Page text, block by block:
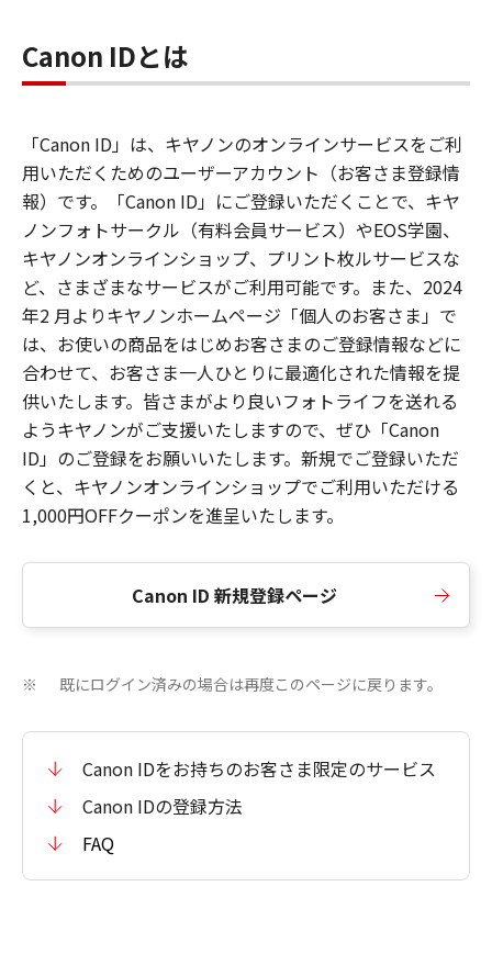
Canon IDとは
「Canon ID」は、キヤノンのオンラインサービスをご利
用いただくためのユーザーアカウント（お客さま登録情
報）です。「Canon ID」にご登録いただくことで、キヤ
ノンフォトサークル（有料会員サービス）やEOS学園、
キヤノンオンラインショップ、プリント枚ルサービスな
ど、さまざまなサービスがご利用可能です。また、2024
年2 月よりキヤノンホームページ「個人のお客さま」で
は、お使いの商品をはじめお客さまのご登録情報などに
合わせて、お客さま一人ひとりに最適化された情報を提
供いたします。皆さまがより良いフォトライフを送れる
ようキヤノンがご支援いたしますので、ぜひ「Canon
ID」のご登録をお願いいたします。新規でご登録いただ
くと、キヤノンオンラインショップでご利用いただける
1,000円OFFクーポンを進呈いたします。
Canon ID 新規登録ページ
※ 既にログイン済みの場合は再度このページに戻ります。
Canon IDをお持ちのお客さま限定のサービス
Canon IDの登録方法
FAQ